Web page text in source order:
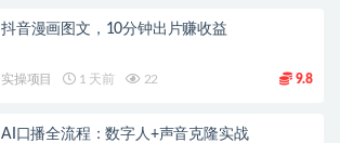
抖音漫画图文，10分钟出片赚收益
实操项目 1 天前 22 9.8
AI口播全流程：数字人+声音克隆实战